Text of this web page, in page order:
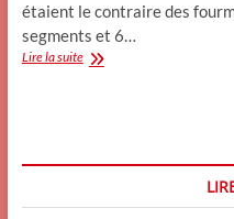
étaient le contraire des
segments et 6…
Lire la suiteIntelligence